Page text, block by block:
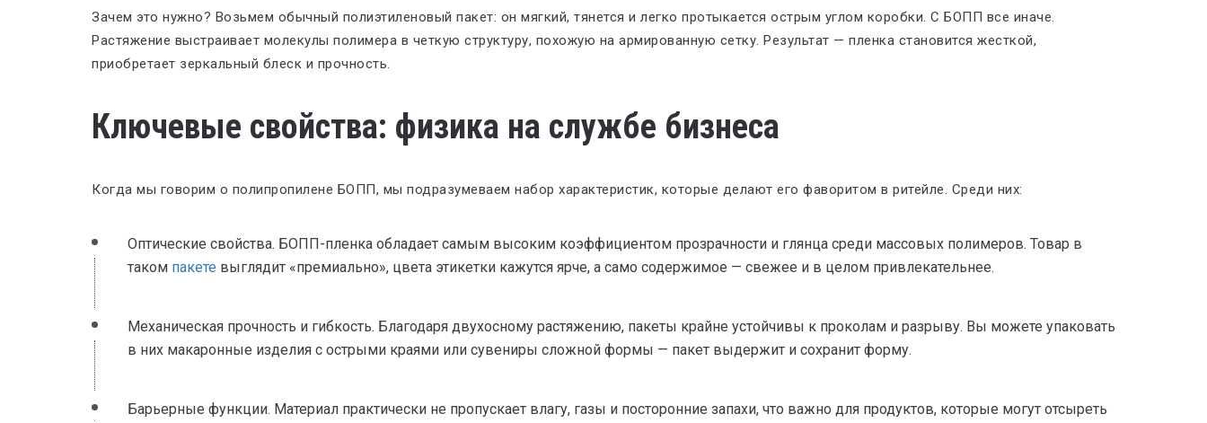
Зачем это нужно? Возьмем обычный полиэтиленовый пакет: он мягкий, тянется и легко протыкается острым углом коробки. С БОПП все иначе.
Растяжение выстраивает молекулы полимера в четкую структуру, похожую на армированную сетку. Результат — пленка становится жесткой,
приобретает зеркальный блеск и прочность.
Ключевые свойства: физика на службе бизнеса
Когда мы говорим о полипропилене БОПП, мы подразумеваем набор характеристик, которые делают его фаворитом в ритейле. Среди них:
Оптические свойства. БОПП-пленка обладает самым высоким коэффициентом прозрачности и глянца среди массовых полимеров. Товар в
таком пакете выглядит «премиально», цвета этикетки кажутся ярче, а само содержимое — свежее и в целом привлекательнее.
Механическая прочность и гибкость. Благодаря двухосному растяжению, пакеты крайне устойчивы к проколам и разрыву. Вы можете упаковать
в них макаронные изделия с острыми краями или сувениры сложной формы — пакет выдержит и сохранит форму.
Барьерные функции. Материал практически не пропускает влагу, газы и посторонние запахи, что важно для продуктов, которые могут отсыреть